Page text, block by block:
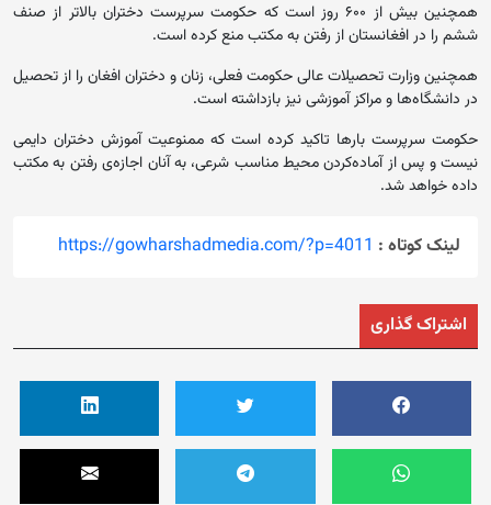
همچنین بیش از ۶۰۰ روز است که حکومت سرپرست دختران بالاتر از صنف
ششم را در افغانستان از رفتن به مکتب منع کرده‌ است.
همچنین وزارت تحصیلات عالی حکومت فعلی، زنان و دختران افغان را از تحصیل
در دانشگاه‌ها و مراکز آموزشی نیز بازداشته است.
حکومت سرپرست بارها تاکید کرده است که ممنوعیت آموزش دختران دایمی
نیست و پس از آماده‌کردن محیط مناسب شرعی، به آنان اجازه‌ی رفتن به مکتب
داده خواهد شد.
لینک کوتاه : https://gowharshadmedia.com/?p=4011
اشتراک گذاری